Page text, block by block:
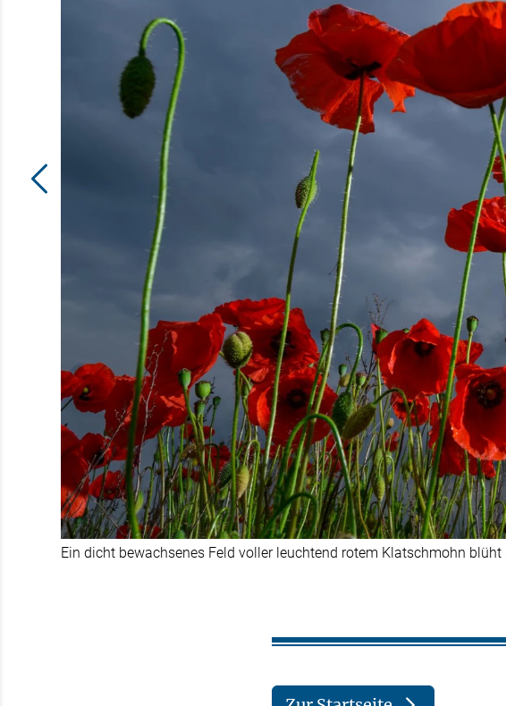
Ein dicht bewachsenes Feld voller leuchtend rotem Klatschmohn